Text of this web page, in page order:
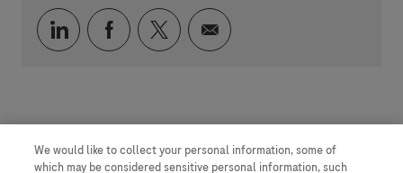
通过 LinkedIn 分享
通过 faceebook 分享
通过 twitter 分享
通过电子邮件分享
We would like to collect your personal information, some of
which may be considered sensitive personal information, such